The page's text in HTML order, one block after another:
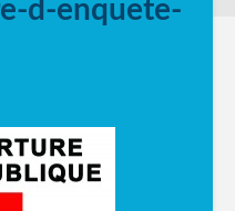
d-enquete-